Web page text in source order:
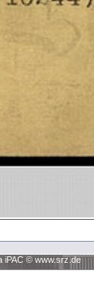
iPAC © www.srz.de